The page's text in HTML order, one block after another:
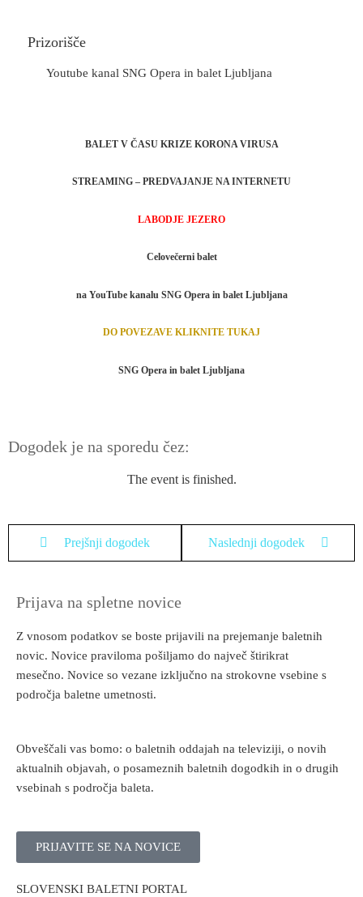
Prizorišče
Youtube kanal SNG Opera in balet Ljubljana
BALET V ČASU KRIZE KORONA VIRUSA
STREAMING – PREDVAJANJE NA INTERNETU
LABODJE JEZERO
Celovečerni balet
na YouTube kanalu SNG Opera in balet Ljubljana
DO POVEZAVE KLIKNITE TUKAJ
SNG Opera in balet Ljubljana
Dogodek je na sporedu čez:
The event is finished.
Prejšnji dogodek Naslednji dogodek
Prijava na spletne novice
Z vnosom podatkov se boste prijavili na prejemanje baletnih
novic. Novice praviloma pošiljamo do največ štirikrat
mesečno. Novice so vezane izključno na strokovne vsebine s
področja baletne umetnosti.
Obveščali vas bomo: o baletnih oddajah na televiziji, o novih
aktualnih objavah, o posameznih baletnih dogodkih in o drugih
vsebinah s področja baleta.
PRIJAVITE SE NA NOVICE
SLOVENSKI BALETNI PORTAL